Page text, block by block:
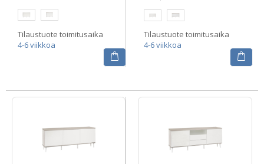
Tilaustuote toimitusaika
4-6 viikkoa
Tilaustuote toimitusaika
4-6 viikkoa